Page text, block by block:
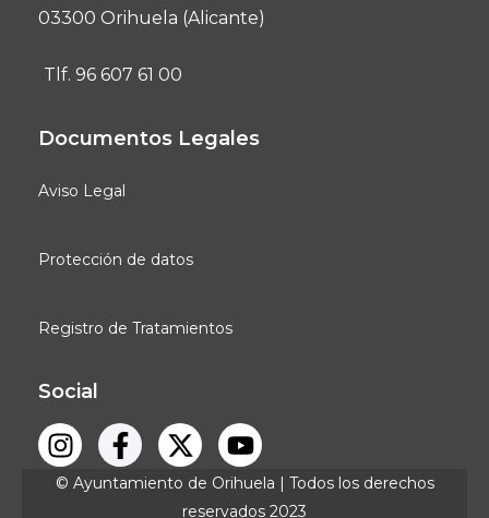
03300 Orihuela (Alicante)
Tlf. 96 607 61 00
Documentos Legales
Aviso Legal
Protección de datos
Registro de Tratamientos
Social
© Ayuntamiento de Orihuela | Todos los derechos
reservados 2023